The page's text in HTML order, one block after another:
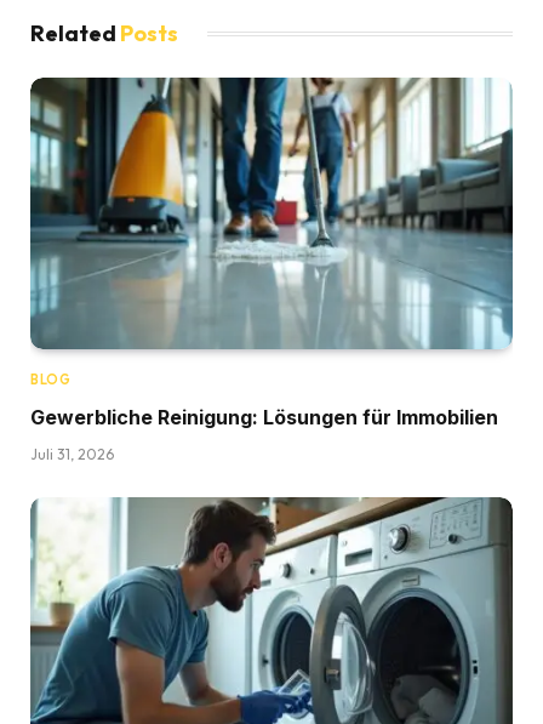
Related Posts
BLOG
Gewerbliche Reinigung: Lösungen für Immobilien
Juli 31, 2026